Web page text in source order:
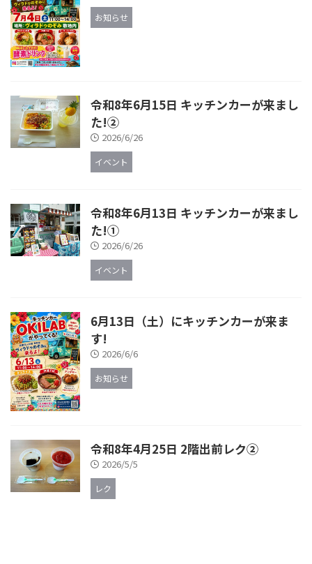
お知らせ
令和8年6月15日 キッチンカーが来まし
た!②
2026/6/26
イベント
令和8年6月13日 キッチンカーが来まし
た!①
2026/6/26
イベント
6月13日（土）にキッチンカーが来ま
す!
2026/6/6
お知らせ
令和8年4月25日 2階出前レク②
2026/5/5
レク